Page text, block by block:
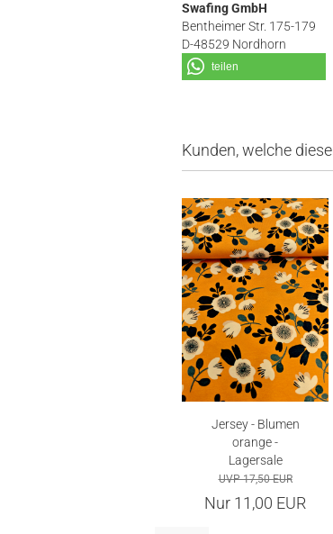
Swafing GmbH
Bentheimer Str. 175-179
D-48529 Nordhorn
teilen
Kunden, welche
Jersey - Blumen
orange -
Lagersale
UVP 17,50 EUR
Nur 11,00 EUR